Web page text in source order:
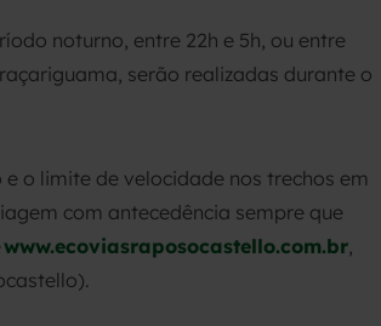
noturno, entre 22h e 5h, ou entre
serão realizadas durante o
o limite de velocidade nos trechos em
com antecedência sempre que
www.ecoviasraposocastello.com.br,